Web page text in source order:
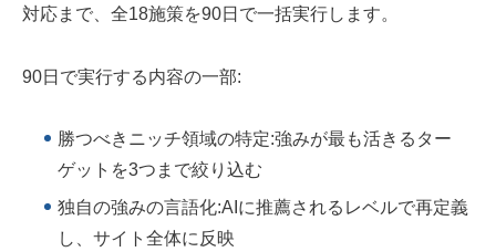
対応まで、全18施策を90日で一括実行します。
90日で実行する内容の一部:
勝つべきニッチ領域の特定:強みが最も活きるター
ゲットを3つまで絞り込む
独自の強みの言語化:AIに推薦されるレベルで再定義
し、サイト全体に反映